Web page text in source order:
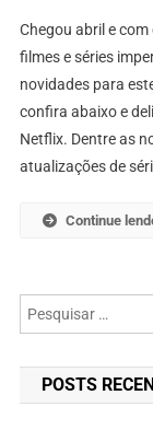
Chegou abril e
filmes e séries
novidades para
confira abaixo e
Netflix. Dentre as
atualizações de
Continue
POSTS